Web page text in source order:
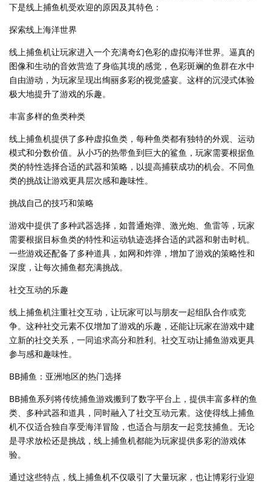
下是线上捕鱼机受欢迎的原因及其特色：
探索线上海洋世界
线上捕鱼机让玩家进入一个充满奇幻色彩的虚拟海洋世界。逼真的
图像和生动的音效营造了身临其境的感觉，色彩斑斓的鱼群在水中
自由游动，为玩家呈现出绚丽多彩的视觉盛宴。这样的沉浸式体验
极大地提升了游戏的乐趣。
丰富多样的鱼类种类
线上捕鱼机提供了多种虚拟鱼类，每种鱼类都有独特的外观、运动
模式和分数价值。从小巧的热带鱼到巨大的鲨鱼，玩家需要根据鱼
类的特性选择合适的武器和策略，以提高捕获成功的机会。不同鱼
类的挑战让游戏更具层次感和趣味性。
挑战自己的技巧和策略
游戏中提供了多种武器选择，如普通炮弹、激光炮、鱼雷等，玩家
需要根据目标鱼类的特性和运动轨迹选择合适的武器和射击时机。
一些游戏还配备了多种道具，如网和炸弹，增加了游戏的策略性和
深度，让每次捕鱼都充满挑战。
社交互动的乐趣
线上捕鱼机注重社交互动，让玩家可以与朋友一起组队合作或竞
争。这种社交元素不仅增加了游戏的乐趣，还能让玩家在游戏中建
立新的社交关系，一同追求高分和胜利。社交互动让捕鱼游戏更具
参与感和趣味性。
BB捕鱼：亚洲地区的热门选择
BB捕鱼系列将传统捕鱼游戏搬到了数字平台上，提供丰富多样的鱼
类、多种武器和道具，同时融入了社交互动元素。这使得线上捕鱼
机不仅适合独自享受海洋冒险，也适合与朋友一起竞技捕鱼。无论
是寻求放松还是挑战，线上捕鱼机都能为玩家提供多彩的游戏体
验。
通过这些特点，线上捕鱼机不仅吸引了大量玩家，也让博彩行业迎